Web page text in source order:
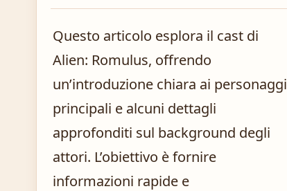
Questo articolo esplora il cast di
Alien: Romulus, offrendo
un’introduzione chiara ai personaggi
principali e alcuni dettagli
approfonditi sul background degli
attori. L’obiettivo è fornire
informazioni rapide e